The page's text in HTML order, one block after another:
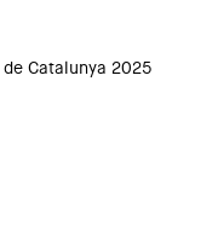
Catalunya 2025